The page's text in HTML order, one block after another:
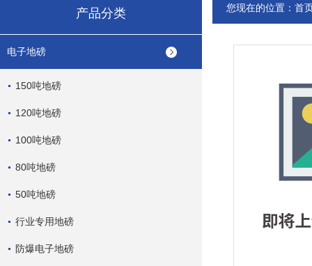
产品分类
电子地磅
150吨地磅
120吨地磅
100吨地磅
80吨地磅
50吨地磅
行业专用地磅
防爆电子地磅
您现在的位置： 首